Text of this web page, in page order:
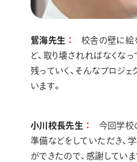
鴛海先生
校舎の壁に絵
ど、取り壊されればなくな
残っていく、そんなプロジェ
います。
小川校長先生
今回学校
準備などをしていただき、
ができたので、感謝していま